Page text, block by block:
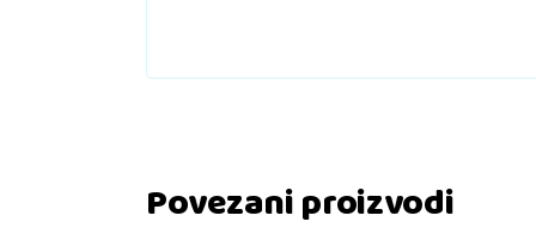
Povezani proizvodi